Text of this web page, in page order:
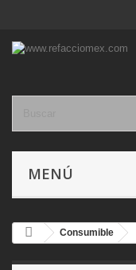
MENÚ
Consumible